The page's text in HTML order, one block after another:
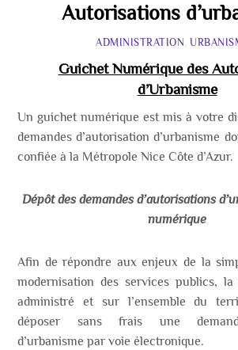
Autorisations
ADMINISTRATION ,
Guichet Numérique des
d’Urbanisme
Un guichet numérique est mis à votre
demandes d’autorisation d’urbanisme
confiée à la Métropole Nice Côte d’Azur.
Dépôt des demandes d’autorisations
numérique
Afin de répondre aux enjeux de la
modernisation des services publics,
administré et sur l’ensemble du
déposer sans frais une
d’urbanisme par voie électronique.